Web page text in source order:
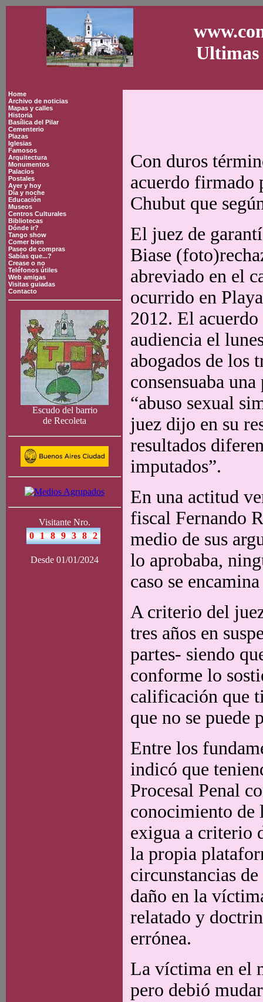
Ultimas
Home
Archivo de noticias
Mapas y calles
Historia
Basílica del Pilar
Cementerio
Plazas
Iglesias
Famosos
Arquitectura
Monumentos
Palacios
Postales
Ayer y hoy
Día y noche
Educación
Museos
Centros Culturales
Bibliotecas
Dónde ir?
Tango show
Comer bien
Paseo de compras
Sabías que...?
Crease o no
Teléfonos útiles
Web amigas
Visitas guiadas
Contacto
Escudo del barrio
de Recoleta
Visitante Nro.
Desde 01/01/2024
Con duros
acuerdo firmado
Chubut que
El juez de
Biase
abreviado en el
ocurrido en
2012. El acuerdo
audiencia el
abogados de los
consensuaba
“abuso sexual
juez dijo en su
resultados
imputados”.
En una actitud
fiscal Fernando
medio de sus
lo aprobaba,
caso se
A criterio del
tres años en
partes- siendo
conforme lo
calificación que
que no se puede
Entre los
indicó que
Procesal Penal
conocimiento de
exigua a criterio
la propia
circunstancias
daño en la
relatado y
errónea.
La víctima en el
pero debió